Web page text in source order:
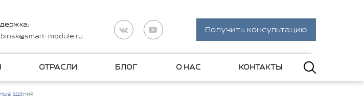
module.ru
Получить консультацию
ОТРАСЛИ БЛОГ О НАС КОНТАКТЫ
здания